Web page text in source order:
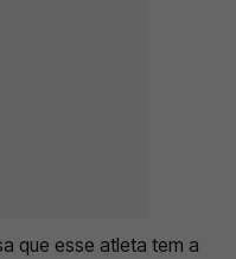
que esse atleta tem a